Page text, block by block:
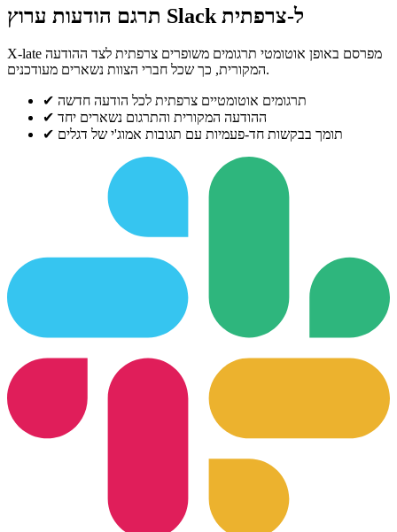
תרגם הודעות ערוץ Slack ל-צרפתית
X-late מפרסם באופן אוטומטי תרגומים משופרים צרפתית לצד ההודעה
המקורית, כך שכל חברי הצוות נשארים מעודכנים.
✔ תרגומים אוטומטיים צרפתית לכל הודעה חדשה
✔ ההודעה המקורית והתרגום נשארים יחד
✔ תומך בבקשות חד-פעמיות עם תגובות אמוג'י של דגלים